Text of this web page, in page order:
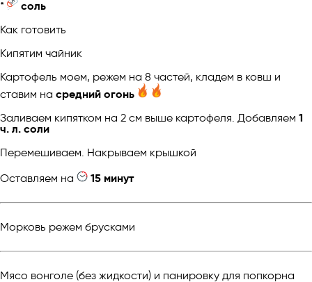
*
соль
Как готовить
Кипятим чайник
Картофель моем, режем на 8 частей, кладем в ковш и
ставим на средний огонь
Заливаем кипятком на 2 см выше картофеля. Добавляем 1
ч. л. соли
Перемешиваем. Накрываем крышкой
Оставляем на
15 минут
Морковь режем брусками
Мясо вонголе (без жидкости) и панировку для попкорна